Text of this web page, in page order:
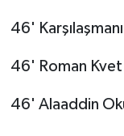
46'
46' Roman Kvet
46' Alaaddin